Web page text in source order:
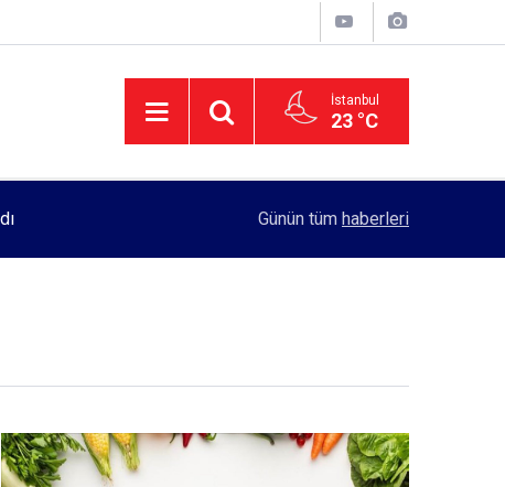
İstanbul
23 °C
Rektörlük, kadın öğrencilerin güvenliği için
Günün tüm haberleri